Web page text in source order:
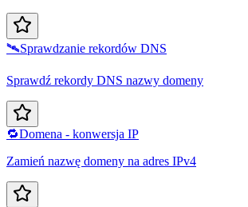
🛰️Sprawdzanie rekordów DNS
Sprawdź rekordy DNS nazwy domeny
🔁Domena - konwersja IP
Zamień nazwę domeny na adres IPv4